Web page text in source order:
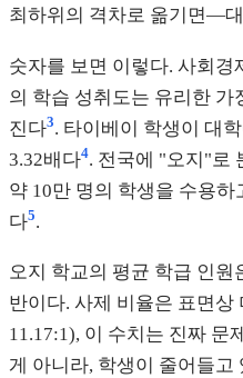
최하위의 격차로 옮기면—
숫자를 보면 이렇다. 사회
의 학습 성취도는 유리한 가
진다3. 타이베이 학생이 대
3.32배다4. 전국에 "오지"로
약 10만 명의 학생을 수용
다5.
오지 학교의 평균 학급 인원
반이다. 사제 비율은 표면상
11.17:1), 이 수치는 진짜 문
게 아니라, 학생이 줄어들고